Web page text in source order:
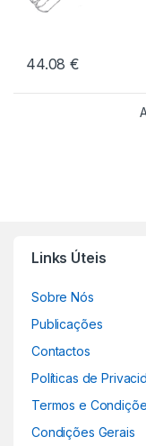
44.08€
Links Úteis
Sobre Nós
Publicações
Contactos
Políticas de
Termos e
Condições Gerais